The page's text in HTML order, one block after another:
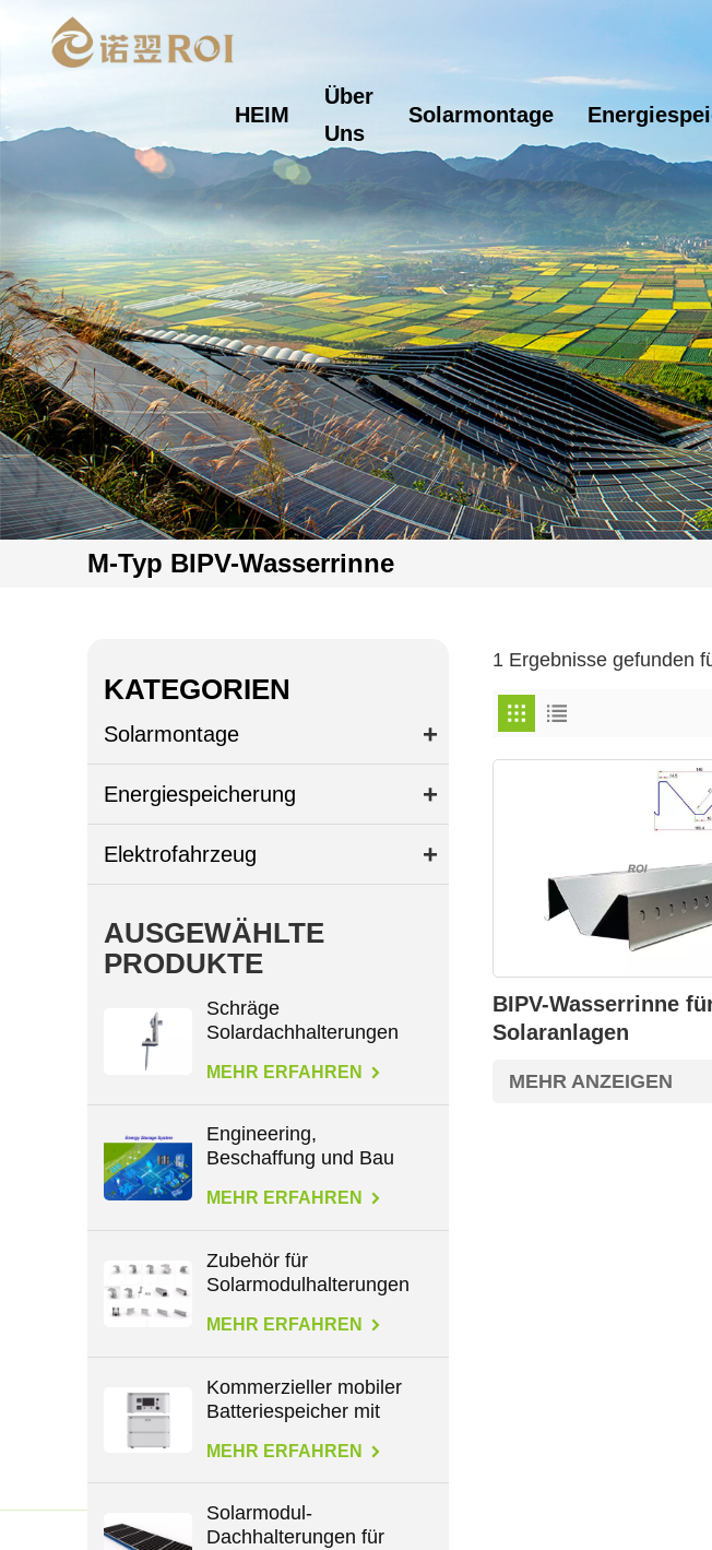
HEIM
Über
Uns
Solarmontage
M-Typ BIPV-Wasserrinne
1 Ergebnisse gefunden
BIPV-Wasserrinne
Solaranlagen
MEHR ANZEIGEN
KATEGORIEN
Solarmontage
Energiespeicherung
Elektrofahrzeug
AUSGEWÄHLTE
PRODUKTE
Schräge
Solardachhalterungen
MEHR ERFAHREN
Engineering,
Beschaffung und Bau
MEHR ERFAHREN
Zubehör für
Solarmodulhalterungen
MEHR ERFAHREN
Kommerzieller mobiler
Batteriespeicher mit
2,3 kWh
MEHR ERFAHREN
Solarmodul-
Dachhalterungen für